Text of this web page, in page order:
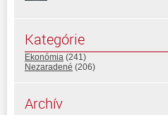
Kategórie
Ekonómia (241)
Nezaradené (206)
Archív